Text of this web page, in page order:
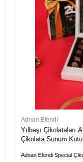
Adnan Efendi
Yılbaşı Çikolataları
Çikolata Sunum
Adnan Efendi Special